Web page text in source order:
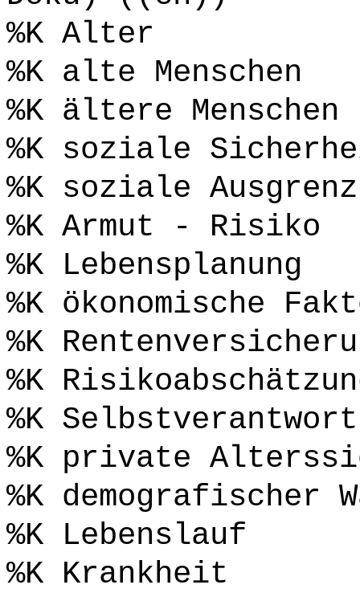
%K Alter
%K alte Menschen
%K ältere Menschen
%K soziale
%K soziale
%K Armut - Risiko
%K Lebensplanung
%K ökonomische
%K
%K
%K
%K private
%K demografischer
%K Lebenslauf
%K Krankheit